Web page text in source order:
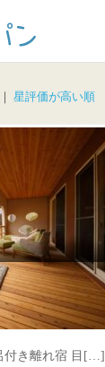
ン
｜星評価が高い順
1043-1
付き離れ宿 目[…]